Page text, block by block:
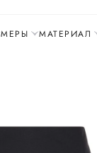
МАТЕРИАЛ